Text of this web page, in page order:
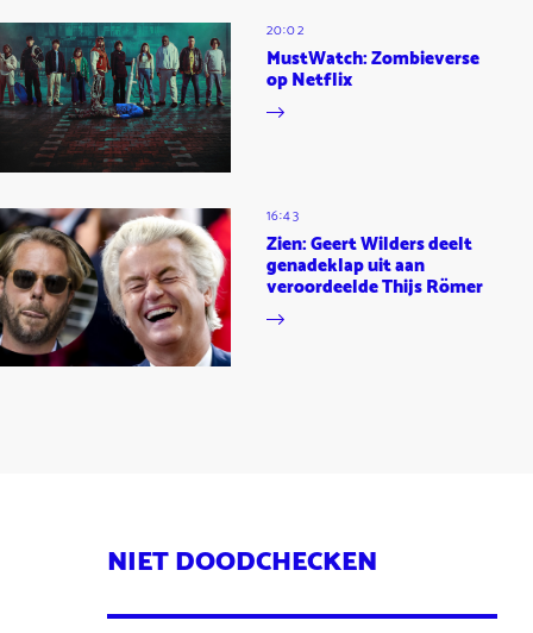
20:02
MustWatch: Zombieverse
op Netflix
16:43
Zien: Geert Wilders deelt
genadeklap uit aan
veroordeelde Thijs Römer
NIET DOODCHECKEN